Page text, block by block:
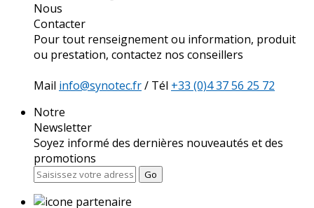
Nous
Contacter
Pour tout renseignement ou information, produit
ou prestation, contactez nos conseillers
Mail info@synotec.fr/ Tél +33 (0)4 37 56 25 72
Notre
Newsletter
Soyez informé des dernières nouveautés et des
promotions
Go